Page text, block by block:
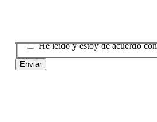
He leído y estoy de acuerdo
Enviar